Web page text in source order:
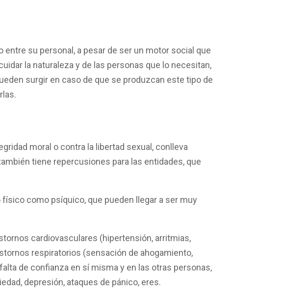
entre su personal, a pesar de ser un motor social que
la naturaleza y de las personas que lo necesitan,
surgir en caso de que se produzcan este tipo de
moral o contra la libertad sexual, conlleva
tiene repercusiones para las entidades, que
físico como psíquico, que pueden llegar a ser muy
cardiovasculares (hipertensión, arritmias,
respiratorios (sensación de ahogamiento,
falta de confianza en sí misma y en las otras personas,
, depresión, ataques de pánico, eres.